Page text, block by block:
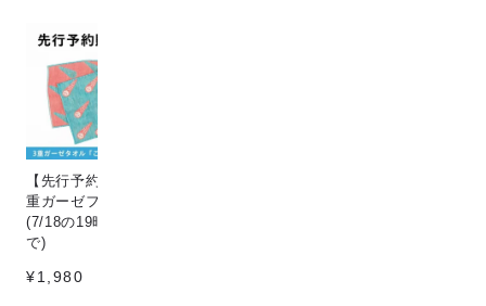
【先行予約販売】[こなゆき] 3
重ガーゼフェイスタオル dino
(7/18の19時〜7/25の12時ま
で)
¥1,980